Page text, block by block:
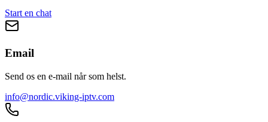
Start en chat
Email
Send os en e-mail når som helst.
info@nordic.viking-iptv.com